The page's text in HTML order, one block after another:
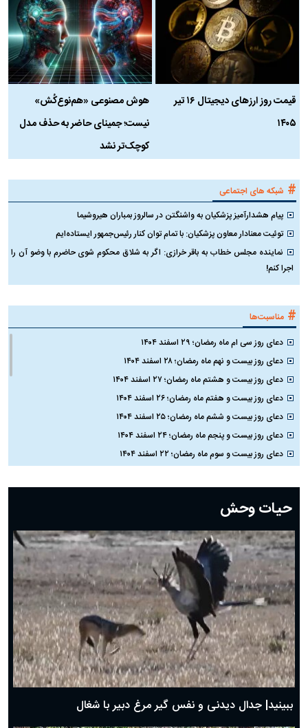
قیمت روز ارز‌های دیجیتال ۱۶ تیر
۱۴۰۵
هوش مصنوعی «هم‌نوع‌کُش»
نیست؛ جمینای حاضر به حذف مدل
کوچک‌تر نشد
# شبکه های اجتماعی
پیام هشدارآمیز پزشکیان به واشنگتن در سالروز بمباران هیروشیما
توئیت معنادار معاون پزشکیان: با تمام توان کنار رئیس‌جمهور ایستاده‌ایم
نماینده مجلس خطاب به باقر خرازی: اگر به شلاق محکوم شوی حاضرم با وضو آن را
اجرا کنم!
# مناسبت‌ها
دعای روز سی ام ماه رمضان؛ ۲۹ اسفند ۱۴۰۴
دعای روز بیست و نهم ماه رمضان؛ ۲۸ اسفند ۱۴۰۴
دعای روز بیست و هشتم ماه رمضان؛ ۲۷ اسفند ۱۴۰۴
دعای روز بیست و هفتم ماه رمضان؛ ۲۶ اسفند ۱۴۰۴
دعای روز بیست و ششم ماه رمضان؛ ۲۵ اسفند ۱۴۰۴
دعای روز بیست و پنجم ماه رمضان؛ ۲۴ اسفند ۱۴۰۴
دعای روز بیست و سوم ماه رمضان؛ ۲۲ اسفند ۱۴۰۴
دعای روز بیستم ماه رمضان؛ ۱۹ اسفند ۱۴۰۴
دعای روز هشتم ماه مبارک رمضان؛ ۷ اسفند ماه ۱۴۰۴
دعای روز هفتم ماه رمضان؛ ۶ اسفند ۱۴۰۴
دعای روز ششم ماه رمضان؛ ۵ اسفند ۱۴۰۴
دعای روز پنجم ماه رمضان؛ ۴ اسفند ۱۴۰۴
دعای روز چهارم ماه مبارک رمضان؛ ۳ اسفند ۱۴۰۴
دعای روز سوم ماه مبارک رمضان؛ ۱۴ اسفند ۱۴۰۴
دعای روز دوم ماه مبارک رمضان ۱ اسفند ماه ۱۴۰۴
دعای روز اول ماه مبارک رمضان، ۳۰ بهمن ۱۴۰۴
حضرت زینب(س) چگونه از دنیا رفت؟
بهترین پیامک تبریک روز پدر ۱۴۰۴؛ جملات زیبا و صمیمانه
حیات وحش
ببینید| جدال دیدنی و نفس گیر مرغ دبیر با شغال